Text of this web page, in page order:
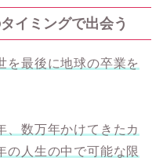
イミングで出会う
を最後に地球の卒業を
、数万年かけてきたカ
の人生の中で可能な限